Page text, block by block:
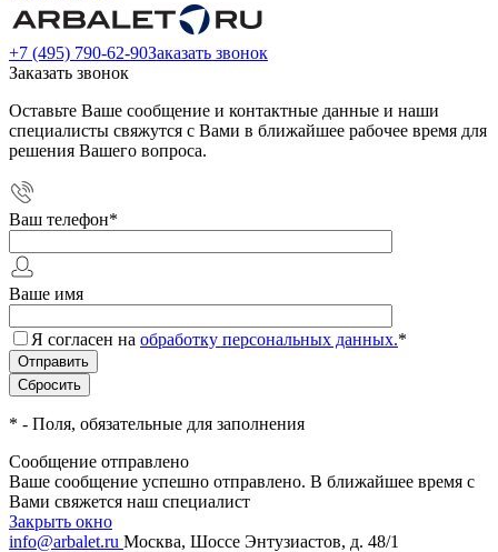
+7 (495) 790-62-90Заказать звонок
Заказать звонок
Оставьте Ваше сообщение и контактные данные и наши
специалисты свяжутся с Вами в ближайшее рабочее время для
решения Вашего вопроса.
Ваш телефон*
Ваше имя
Я согласен на обработку персональных данных.*
* - Поля, обязательные для заполнения
Сообщение отправлено
Ваше сообщение успешно отправлено. В ближайшее время с
Вами свяжется наш специалист
Закрыть окно
info@arbalet.ru Москва, Шоссе Энтузиастов, д. 48/1